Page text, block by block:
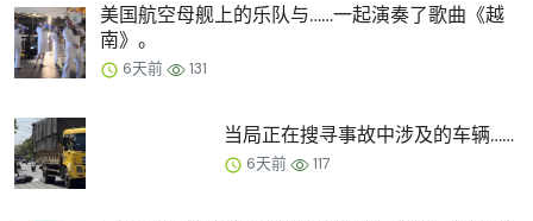
美国航空母舰上的乐队与……一起演奏了歌曲《越
南》。
6天前 131
当局正在搜寻事故中涉及的车辆……
6天前 117